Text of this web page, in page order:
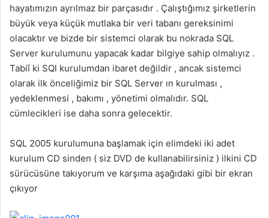
m
e
k
hayatımızın ayrılmaz bir parçasıdır . Çalıştığımız şirketlerin
büyük veya küçük mutlaka bir veri tabanı gereksinimi
olacaktır ve bizde bir sistemci olarak bu nokrada SQL
Server kurulumunu yapacak kadar bilgiye sahip olmalıyız .
Tabiî ki SQl kurulumdan ibaret değildir , ancak sistemci
olarak ilk önceliğimiz bir SQL Server ın kurulması ,
yedeklenmesi , bakımı , yönetimi olmalıdır. SQL
cümlecikleri ise daha sonra gelecektir.
SQL 2005 kurulumuna başlamak için elimdeki iki adet
kurulum CD sinden ( siz DVD de kullanabilirsiniz ) ilkini CD
sürücüsüne takıyorum ve karşıma aşağıdaki gibi bir ekran
çıkıyor